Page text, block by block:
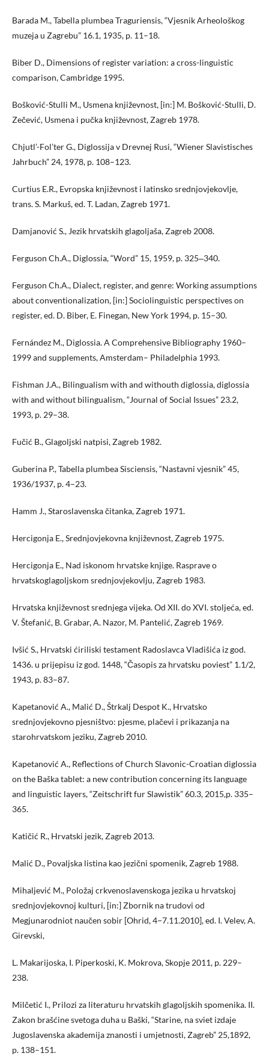
Barada M., Tabella plumbea Traguriensis, “Vjesnik Arheološkog
muzeja u Zagrebu” 16.1, 1935, p. 11–18.
Biber D., Dimensions of register variation: a cross-linguistic
comparison, Cambridge 1995.
Bošković-Stulli M., Usmena književnost, [in:] M. Bošković-Stulli, D.
Zečević, Usmena i pučka književnost, Zagreb 1978.
Chjutl’-Fol’ter G., Diglossija v Drevnej Rusi, “Wiener Slavistisches
Jahrbuch” 24, 1978, p. 108–123.
Curtius E.R., Evropska književnost i latinsko srednjovjekovlje,
trans. S. Markuš, ed. T. Ladan, Zagreb 1971.
Damjanović S., Jezik hrvatskih glagoljaša, Zagreb 2008.
Ferguson Ch.A., Diglossia, “Word” 15, 1959, p. 325‒340.
Ferguson Ch.A., Dialect, register, and genre: Working assumptions
about conventionalization, [in:] Sociolinguistic perspectives on
register, ed. D. Biber, E. Finegan, New York 1994, p. 15–30.
Fernández M., Diglossia. A Comprehensive Bibliography 1960–
1999 and supplements, Amsterdam– Philadelphia 1993.
Fishman J.A., Bilingualism with and withouth diglossia, diglossia
with and without bilingualism, “Journal of Social Issues” 23.2,
1993, p. 29–38.
Fučić B., Glagoljski natpisi, Zagreb 1982.
Guberina P., Tabella plumbea Sisciensis, “Nastavni vjesnik” 45,
1936/1937, p. 4–23.
Hamm J., Staroslavenska čitanka, Zagreb 1971.
Hercigonja E., Srednjovjekovna književnost, Zagreb 1975.
Hercigonja E., Nad iskonom hrvatske knjige. Rasprave o
hrvatskoglagoljskom srednjovjekovlju, Zagreb 1983.
Hrvatska književnost srednjega vijeka. Od XII. do XVI. stoljeća, ed.
V. Štefanić, B. Grabar, A. Nazor, M. Pantelić, Zagreb 1969.
Ivšić S., Hrvatski ćiriliski testament Radoslavca Vladišića iz god.
1436. u prijepisu iz god. 1448, “Časopis za hrvatsku poviest” 1.1/2,
1943, p. 83–87.
Kapetanović A., Malić D., Štrkalj Despot K., Hrvatsko
srednjovjekovno pjesništvo: pjesme, plačevi i prikazanja na
starohrvatskom jeziku, Zagreb 2010.
Kapetanović A., Reflections of Church Slavonic-Croatian diglossia
on the Baška tablet: a new contribution concerning its language
and linguistic layers, “Zeitschrift fur Slawistik” 60.3, 2015,p. 335–
365.
Katičić R., Hrvatski jezik, Zagreb 2013.
Malić D., Povaljska listina kao jezični spomenik, Zagreb 1988.
Mihaljević M., Položaj crkvenoslavenskoga jezika u hrvatskoj
srednjovjekovnoj kulturi, [in:] Zbornik na trudovi od
Megjunarodniot naučen sobir [Ohrid, 4−7.11.2010], ed. I. Velev, A.
Girevski,
L. Makarijoska, I. Piperkoski, K. Mokrova, Skopje 2011, p. 229–
238.
Milčetić I., Prilozi za literaturu hrvatskih glagoljskih spomenika. II.
Zakon brašćine svetoga duha u Baški, “Starine, na sviet izdaje
Jugoslavenska akademija znanosti i umjetnosti, Zagreb” 25,1892,
p. 138–151.